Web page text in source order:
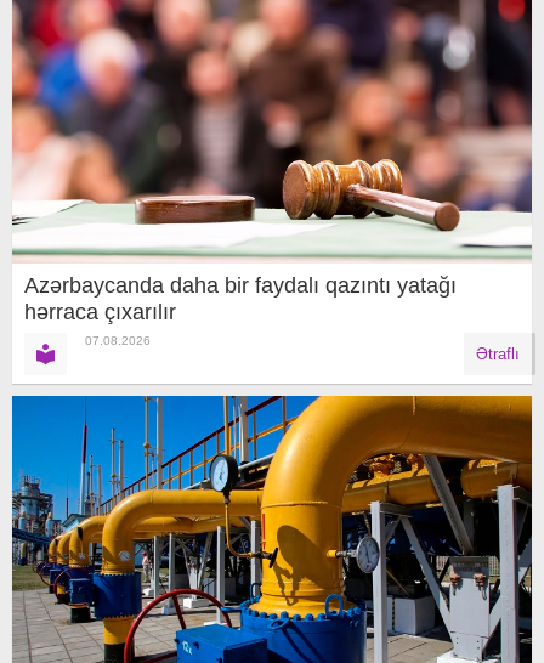
Azərbaycanda daha bir faydalı qazıntı yatağı
hərraca çıxarılır
07.08.2026
Ətraflı